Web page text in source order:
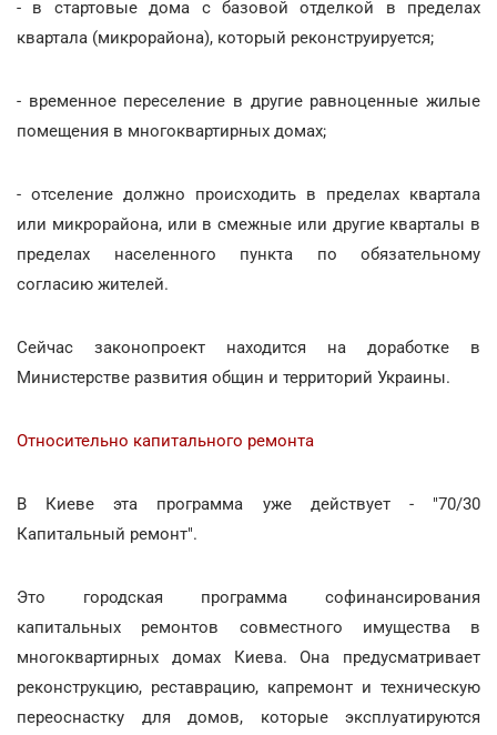
- в стартовые дома с базовой отделкой в пределах
квартала (микрорайона), который реконструируется;
- временное переселение в другие равноценные жилые
помещения в многоквартирных домах;
- отселение должно происходить в пределах квартала
или микрорайона, или в смежные или другие кварталы в
пределах населенного пункта по обязательному
согласию жителей.
Сейчас законопроект находится на доработке в
Министерстве развития общин и территорий Украины.
Относительно капитального ремонта
В Киеве эта программа уже действует - "70/30
Капитальный ремонт".
Это городская программа софинансирования
капитальных ремонтов совместного имущества в
многоквартирных домах Киева. Она предусматривает
реконструкцию, реставрацию, капремонт и техническую
переоснастку для домов, которые эксплуатируются